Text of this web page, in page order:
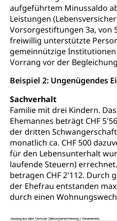
aufgeführtem Minussaldo
Leistungen
Vorsorgestiftungen 3a, von
freiwillig unterstützte
gemeinnützige
Vorrang vor der
Beispiel 2: Ungenügendes
Sachverhalt
Familie mit drei Kindern.
Ehemannes beträgt CHF
der dritten
monatlich ca. CHF 500
für den Lebensunterhalt
laufende Steuern)
betragen CHF 2'112. Durch
der Ehefrau entstanden
durch einen